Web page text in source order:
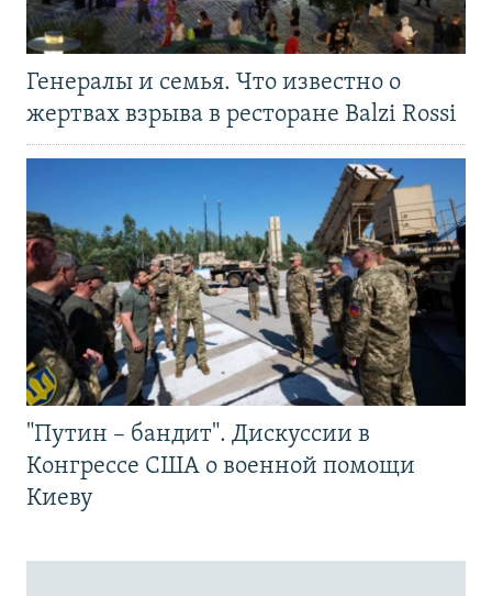
Генералы и семья. Что известно о
жертвах взрыва в ресторане Balzi Rossi
"Путин – бандит". Дискуссии в
Конгрессе США о военной помощи
Киеву